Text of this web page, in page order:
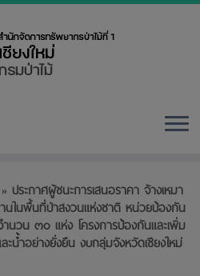
» ประกาศผู้ชนะการเสนอราคา จ้างเหมา
ในพื้นที่ป่าสงวนแห่งชาติ หน่วยป้องกัน
นวน ๓๐ แห่ง โครงการป้องกันและเพิ่ม
น้ำอย่างยั่งยืน งบกลุ่มจังหวัดเชียงใหม่